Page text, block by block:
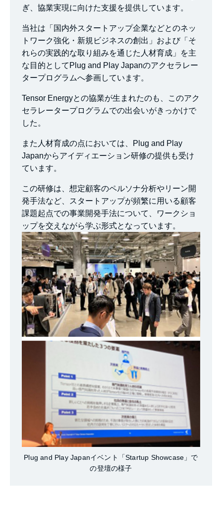
ぎ、協業実現に向けた支援を提供しています。
当社は「国内外スタートアップ企業などとのネッ
トワーク強化・新規ビジネスの創出」および「そ
れらの実践的な取り組みを通じた人材育成」を主
な目的としてPlug and Play Japanのアクセラレー
タープログラムへ参画しています。
Tensor Energyとの協業が生まれたのも、このアク
セラレータープログラムでの出会いがきっかけで
した。
また人材育成の点においては、Plug and Play
Japanからアイディエーション研修の提供も受け
ています。
この研修は、想定顧客のペルソナ分析やリーン開
発手法など、スタートアップが頻繁に用いる顧客
課題起点での事業開発手法について、ワークショ
ップを交えながら学ぶ形式となっています。
Plug and Play Japanイベント「Startup Showcase」で
の登壇の様子